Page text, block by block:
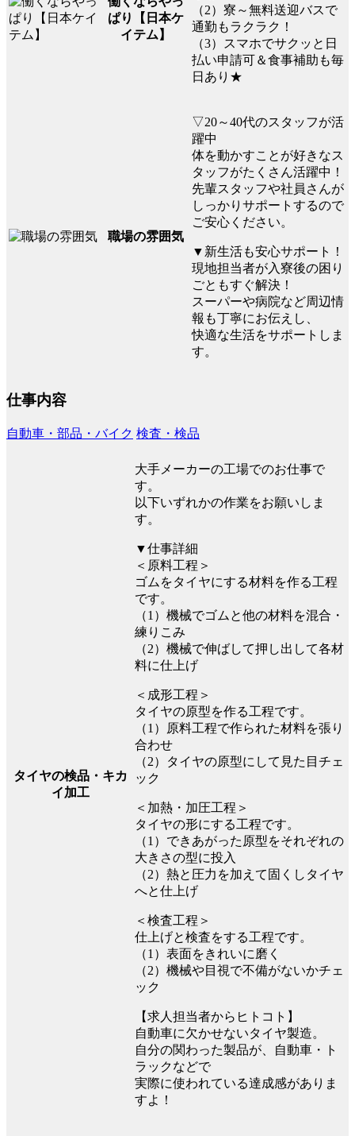
ぱり【日本ケ
イテム】
（2）寮～無料送迎バスで
通勤もラクラク！
（3）スマホでサクッと日
払い申請可＆食事補助も毎
日あり★
職場の雰囲気
▽20～40代のスタッフが活
躍中
体を動かすことが好きなス
タッフがたくさん活躍中！
先輩スタッフや社員さんが
しっかりサポートするので
ご安心ください。
▼新生活も安心サポート！
現地担当者が入寮後の困り
ごともすぐ解決！
スーパーや病院など周辺情
報も丁寧にお伝えし、
快適な生活をサポートしま
す。
仕事内容
自動車・部品・バイク 検査・検品
タイヤの検品・キカ
イ加工
大手メーカーの工場でのお仕事で
す。
以下いずれかの作業をお願いしま
す。
▼仕事詳細
＜原料工程＞
ゴムをタイヤにする材料を作る工程
です。
（1）機械でゴムと他の材料を混合・
練りこみ
（2）機械で伸ばして押し出して各材
料に仕上げ
＜成形工程＞
タイヤの原型を作る工程です。
（1）原料工程で作られた材料を張り
合わせ
（2）タイヤの原型にして見た目チェ
ック
＜加熱・加圧工程＞
タイヤの形にする工程です。
（1）できあがった原型をそれぞれの
大きさの型に投入
（2）熱と圧力を加えて固くしタイヤ
へと仕上げ
＜検査工程＞
仕上げと検査をする工程です。
（1）表面をきれいに磨く
（2）機械や目視で不備がないかチェ
ック
【求人担当者からヒトコト】
自動車に欠かせないタイヤ製造。
自分の関わった製品が、自動車・ト
ラックなどで
実際に使われている達成感がありま
すよ！